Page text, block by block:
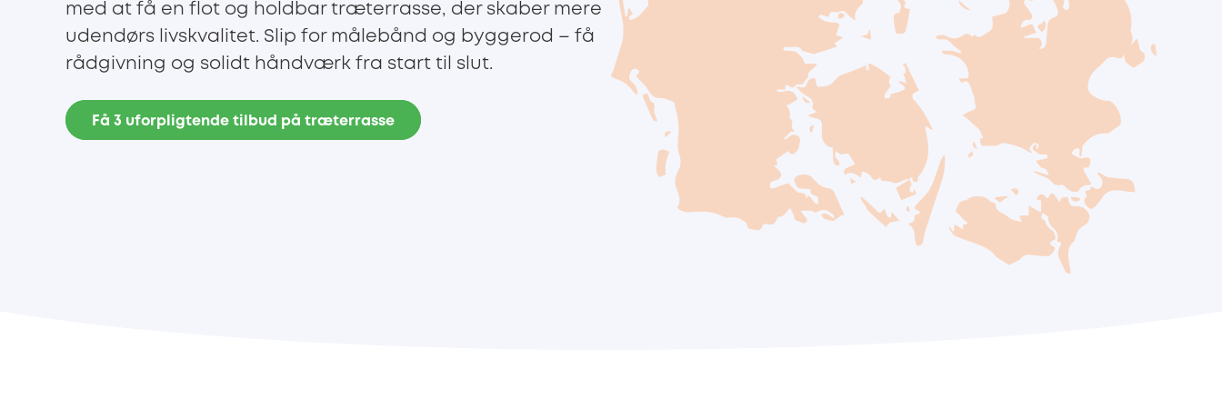
med at få en flot og holdbar træterrasse, der skaber mere
udendørs livskvalitet. Slip for målebånd og byggerod – få
rådgivning og solidt håndværk fra start til slut.
Få 3 uforpligtende tilbud på træterrasse